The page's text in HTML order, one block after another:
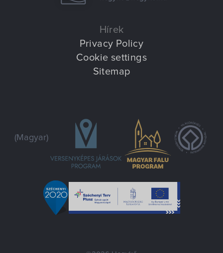
Hírek
Privacy Policy
Cookie settings
Sitemap
(Magyar)